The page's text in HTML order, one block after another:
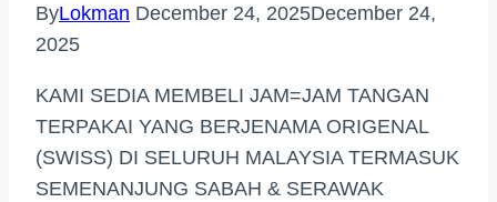
ByLokman December 24, 2025December 24,
2025
KAMI SEDIA MEMBELI JAM=JAM TANGAN
TERPAKAI YANG BERJENAMA ORIGENAL
(SWISS) DI SELURUH MALAYSIA TERMASUK
SEMENANJUNG SABAH & SERAWAK